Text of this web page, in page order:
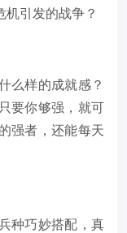
引发的战争？
么样的成就感？
要你够强，就可
强者，还能每天
种巧妙搭配，真